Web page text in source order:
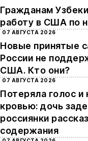
Гражданам
работу в США по
07 АВГУСТА 2026
Новые принятые
России не
США. Кто они?
07 АВГУСТА 2026
Потеряла голос и
кровью: дочь
россиянки
содержания